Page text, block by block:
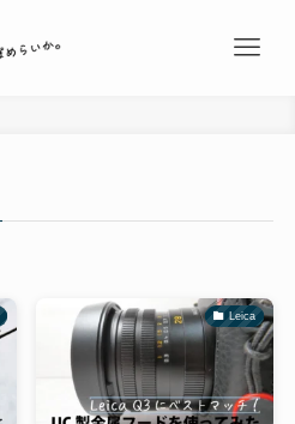
Leica